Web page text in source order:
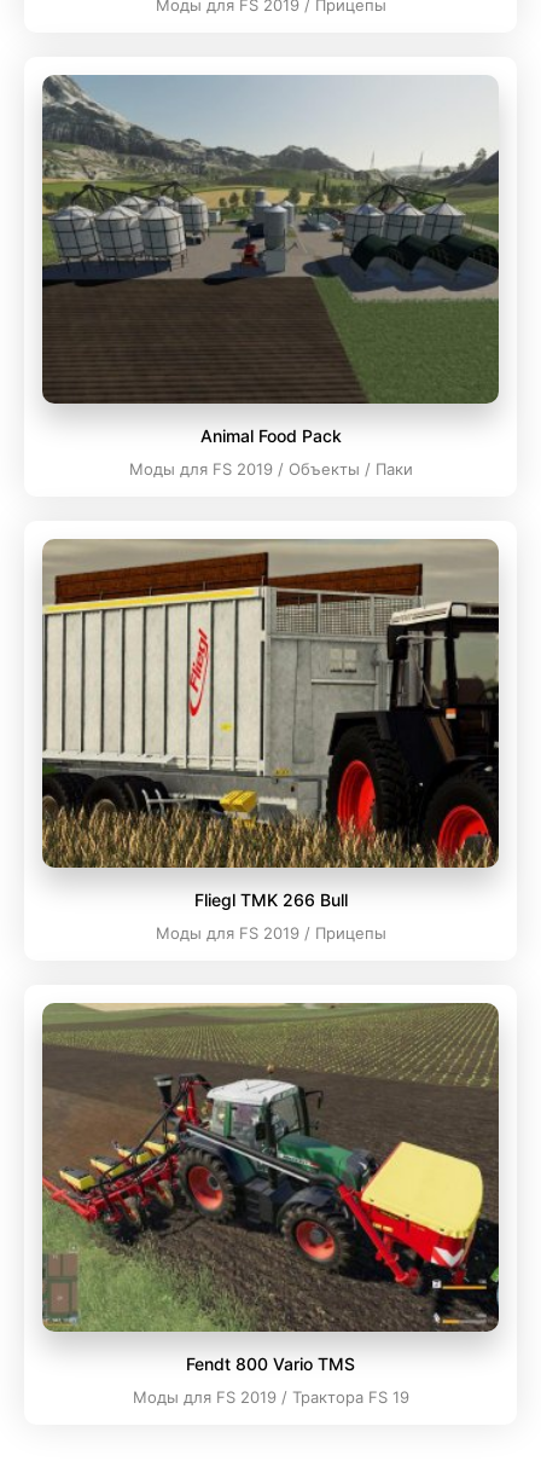
Моды для FS 2019 / Прицепы
Animal Food Pack
Моды для FS 2019 / Объекты / Паки
Fliegl TMK 266 Bull
Моды для FS 2019 / Прицепы
Fendt 800 Vario TMS
Моды для FS 2019 / Трактора FS 19